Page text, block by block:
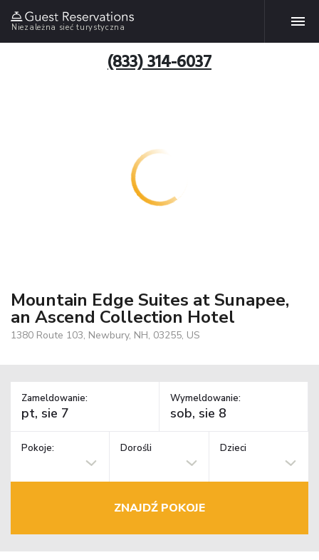
Niezależna sieć turystyczna
(833) 314-6037
Mountain Edge Suites at Sunapee,
an Ascend Collection Hotel
1380 Route 103, Newbury, NH, 03255, US
Zameldowanie: Wymeldowanie:
Pokoje: Dorośli Dzieci
ZNAJDŹ POKOJE